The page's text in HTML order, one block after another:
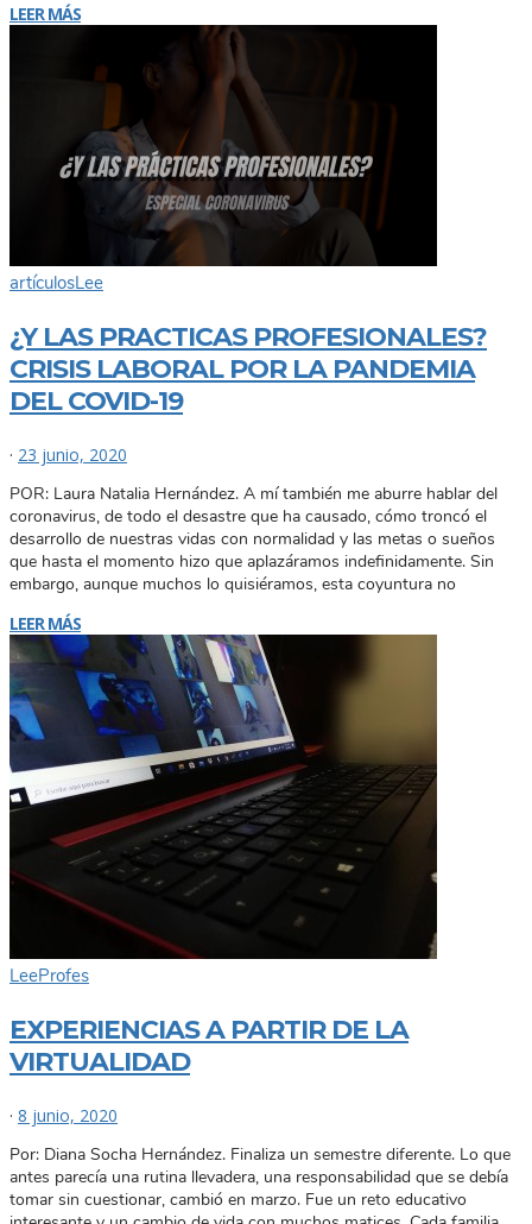
LEER MÁS
artículosLee
¿Y LAS PRACTICAS PROFESIONALES?
CRISIS LABORAL POR LA PANDEMIA
DEL COVID-19
· 23 junio, 2020
POR: Laura Natalia Hernández. A mí también me aburre hablar del
coronavirus, de todo el desastre que ha causado, cómo troncó el
desarrollo de nuestras vidas con normalidad y las metas o sueños
que hasta el momento hizo que aplazáramos indefinidamente. Sin
embargo, aunque muchos lo quisiéramos, esta coyuntura no
LEER MÁS
LeeProfes
EXPERIENCIAS A PARTIR DE LA
VIRTUALIDAD
· 8 junio, 2020
Por: Diana Socha Hernández. Finaliza un semestre diferente. Lo que
antes parecía una rutina llevadera, una responsabilidad que se debía
tomar sin cuestionar, cambió en marzo. Fue un reto educativo